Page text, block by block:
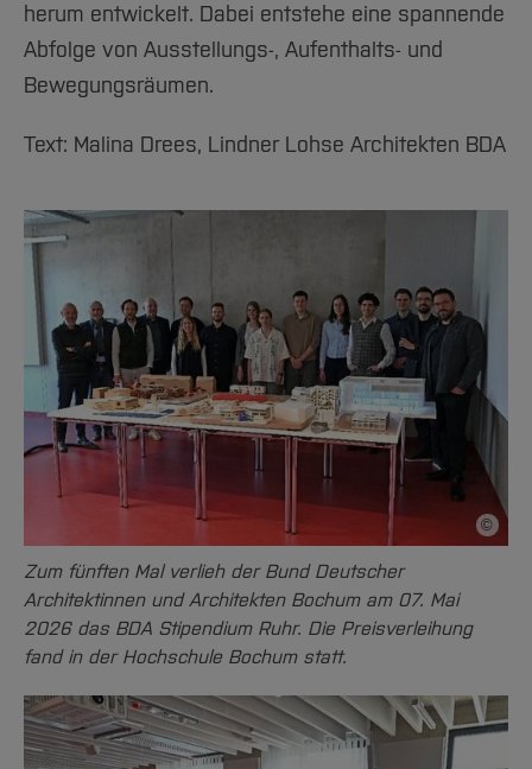
herum entwickelt. Dabei entstehe eine spannende
Abfolge von Ausstellungs-, Aufenthalts- und
Bewegungsräumen.
Text: Malina Drees, Lindner Lohse Architekten BDA
©
Zum fünften Mal verlieh der Bund Deutscher
Architektinnen und Architekten Bochum am 07. Mai
2026 das BDA Stipendium Ruhr. Die Preisverleihung
fand in der Hochschule Bochum statt.